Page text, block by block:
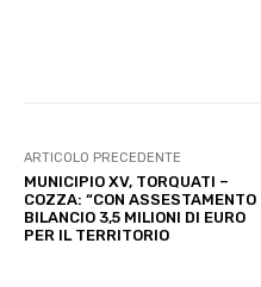
ARTICOLO PRECEDENTE
MUNICIPIO XV, TORQUATI –
COZZA: “CON ASSESTAMENTO
BILANCIO 3,5 MILIONI DI EURO
PER IL TERRITORIO